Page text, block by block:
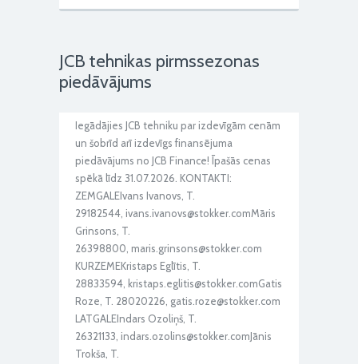
JCB tehnikas pirmssezonas
piedāvājums
Iegādājies JCB tehniku par izdevīgām cenām
un šobrīd arī izdevīgs finansējuma
piedāvājums no JCB Finance! Īpašās cenas
spēkā līdz 31.07.2026. KONTAKTI:
ZEMGALEIvans Ivanovs, T.
29182544, ivans.ivanovs@stokker.comMāris
Grinsons, T.
26398800, maris.grinsons@stokker.com
KURZEMEKristaps Eglītis, T.
28833594, kristaps.eglitis@stokker.comGatis
Roze, T. 28020226, gatis.roze@stokker.com
LATGALEIndars Ozoliņš, T.
26321133, indars.ozolins@stokker.comJānis
Trokša, T.